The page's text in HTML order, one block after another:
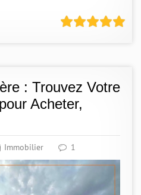
: Trouvez Votre
Acheter,
Immobilier 1